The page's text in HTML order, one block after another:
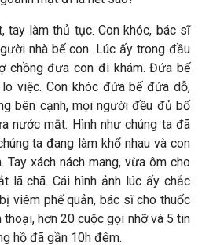
tay làm thủ tục. Con khóc, bác sĩ
nhà bế con. Lúc ấy trong đầu
chồng đưa con đi khám. Đứa bế
việc. Con khóc đứa bế đứa dỗ,
bên cạnh, mọi người đều đủ bố
nước mắt. Hình như chúng ta đã
ta đang làm khổ nhau và con
xách nách mang, vừa ôm cho
lã chã. Cái hình ảnh lúc ấy chắc
viêm phế quản, bác sĩ cho thuốc
hơn 20 cuộc gọi nhỡ và 5 tin
hồ đã gần 10h đêm.